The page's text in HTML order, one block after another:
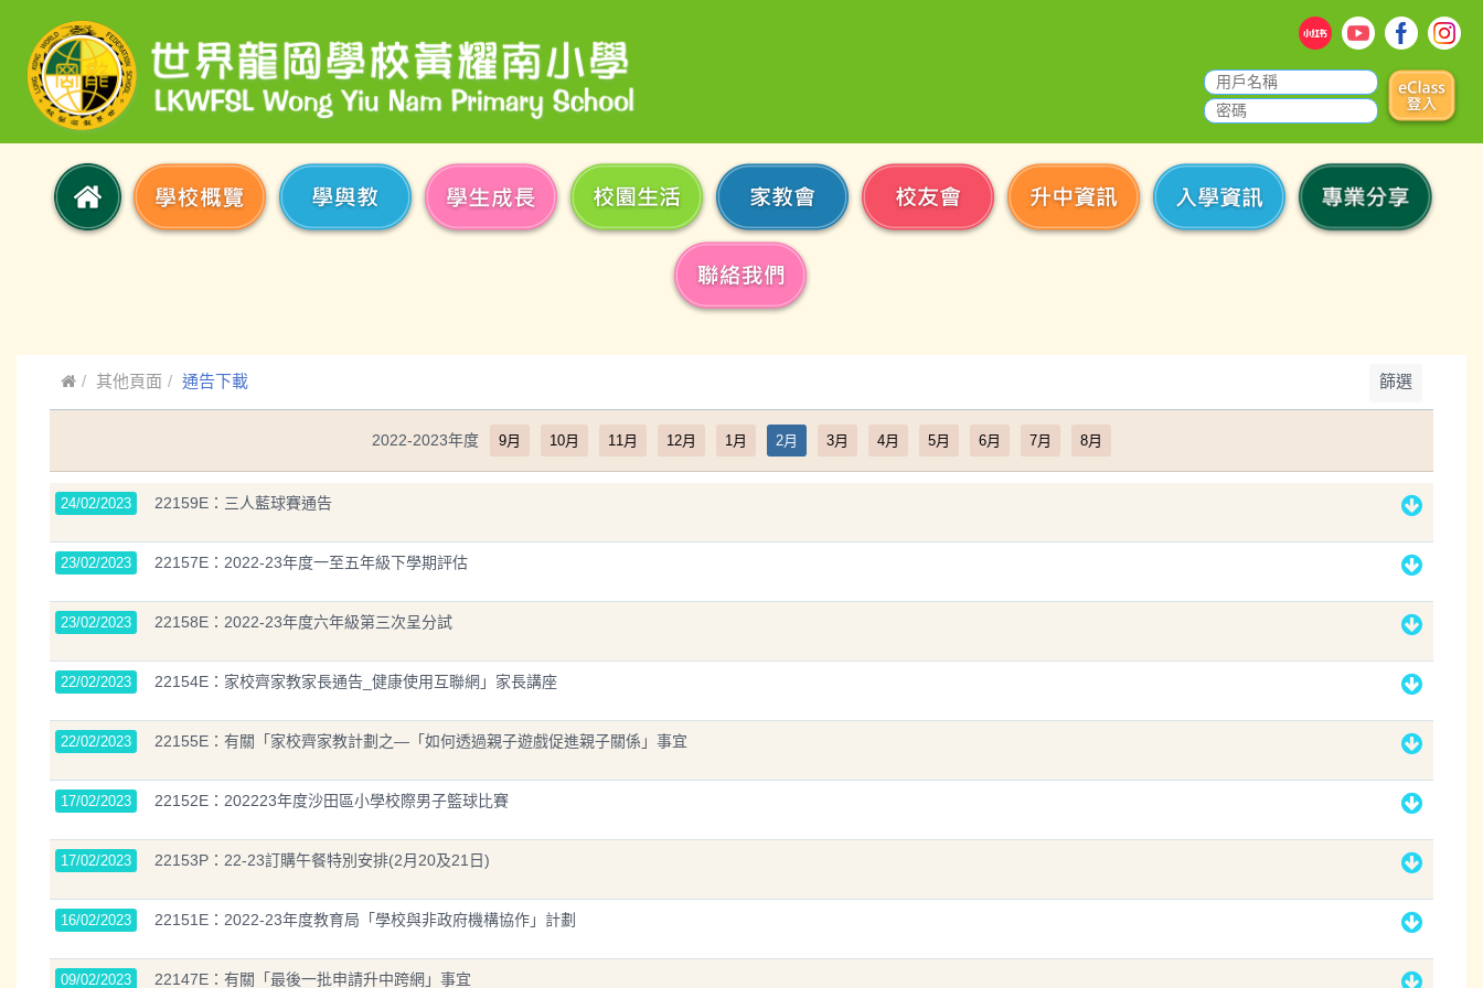
其他頁面 通告下載 篩選
2022-2023年度 9月 10月 11月 12月 1月 2月 3月 4月 5月 6月 7月 8月
24/02/2023 22159E：三人藍球賽通告
23/02/2023 22157E：2022-23年度一至五年級下學期評估
23/02/2023 22158E：2022-23年度六年級第三次呈分試
22/02/2023 22154E：家校齊家教家長通告_健康使用互聯網」家長講座
22/02/2023 22155E：有關「家校齊家教計劃之—「如何透過親子遊戲促進親子關係」事宜
17/02/2023 22152E：202223年度沙田區小學校際男子籃球比賽
17/02/2023 22153P：22-23訂購午餐特別安排(2月20及21日)
16/02/2023 22151E：2022-23年度教育局「學校與非政府機構協作」計劃
09/02/2023 22147E：有關「最後一批申請升中跨網」事宜